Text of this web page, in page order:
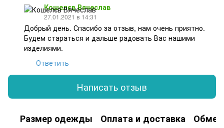
Кошелєв Вячеслав
27.01.2021 в 14:31
Добрый день. Спасибо за отзыв, нам очень приятно.
Будем стараться и дальше радовать Вас нашими
изделиями.
Ответить
Написать отзыв
Размер одежды Оплата и доставка Обмен